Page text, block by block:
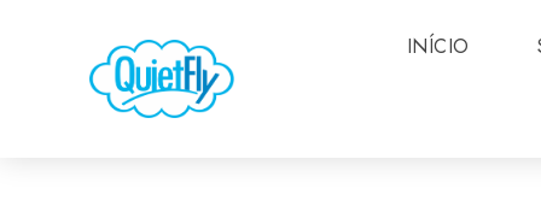
INÍCIO